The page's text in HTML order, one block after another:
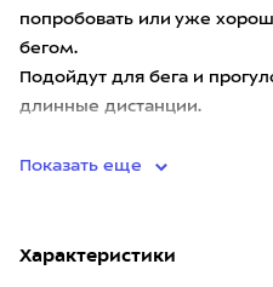
попробовать или уже
бегом.
Подойдут для бега и
длинные дистанции.
Показать еще
Характеристики